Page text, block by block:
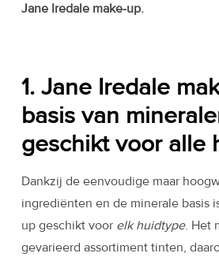
Jane Iredale make-up.
1. Jane Iredale
basis van
geschikt voor alle
Dankzij de eenvoudige maar
ingrediënten en de minerale basis
up geschikt voor elk huidtype. Het
gevarieerd assortiment tinten,